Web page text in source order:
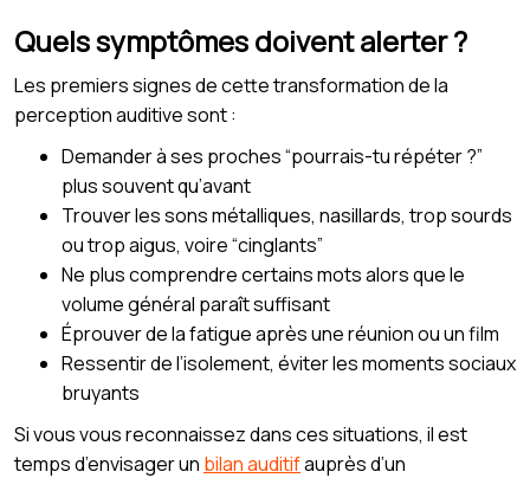
Quels symptômes doivent alerter ?
Les premiers signes de cette transformation de la
perception auditive sont :
Demander à ses proches “pourrais-tu répéter ?”
plus souvent qu’avant
Trouver les sons métalliques, nasillards, trop sourds
ou trop aigus, voire “cinglants”
Ne plus comprendre certains mots alors que le
volume général paraît suffisant
Éprouver de la fatigue après une réunion ou un film
Ressentir de l’isolement, éviter les moments sociaux
bruyants
Si vous vous reconnaissez dans ces situations, il est
temps d’envisager un bilan auditifauprès d’un